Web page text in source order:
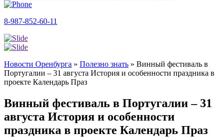
8-987-852-60-11
Новости Оренбурга » Полезно знать » Винный фестиваль в
Португалии – 31 августа История и особенности праздника в
проекте Календарь Праз
Винный фестиваль в Португалии – 31
августа История и особенности
праздника в проекте Календарь Праз